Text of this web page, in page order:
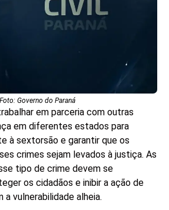
Foto: Governo do Paraná
em parceria com outras
em diferentes estados para
à sextorsão e garantir que os
crimes sejam levados à justiça. As
tipo de crime devem se
os cidadãos e inibir a ação de
a vulnerabilidade alheia.